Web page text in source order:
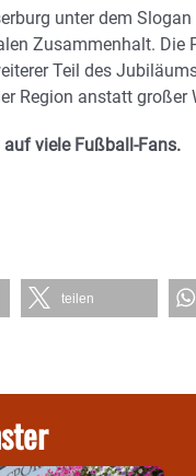
unter dem Slogan
Zusammenhalt. Die
Teil des
Region anstatt großer
auf viele Fußball-Fans.
teilen